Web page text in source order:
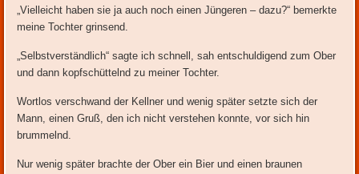
„Vielleicht haben sie ja auch noch einen Jüngeren – dazu?“ bemerkte
meine Tochter grinsend.
„Selbstverständlich“ sagte ich schnell, sah entschuldigend zum Ober
und dann kopfschüttelnd zu meiner Tochter.
Wortlos verschwand der Kellner und wenig später setzte sich der
Mann, einen Gruß, den ich nicht verstehen konnte, vor sich hin
brummelnd.
Nur wenig später brachte der Ober ein Bier und einen braunen